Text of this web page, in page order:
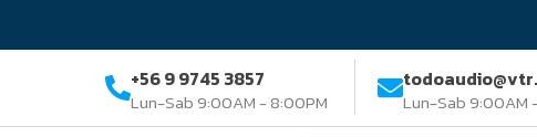
+56 9 9745 3857
Lun-Sab 9:00AM - 8:00PM Lun-Sab 9:00AM